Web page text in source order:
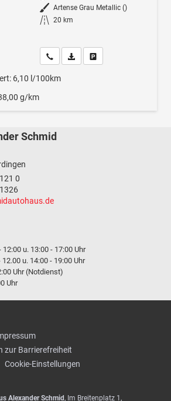
Außenfarbe Artense Grau Metallic ()
Kilometerstand 20 km
Wir rufen Sie anFahrzeugexposé (PDF)
6,10 l/100km
g/km
Schmid
0
u. 13:00 - 17:00 Uhr
u. 14:00 - 19:00 Uhr
Uhr (Notdienst)
Uhr
zur Barrierefreiheit
Cookie-Einstellungen
Alexander Schmid, Im Breitenplatz 1,